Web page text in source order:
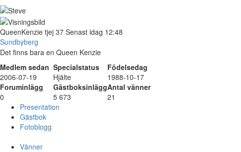
QueenKenzie tjej 37 Senast idag 12:48
Sundbyberg
Det finns bara en Queen Kenzie
Medlem sedan Specialstatus
Födelsedag
2006-07-19
Hjälte
1988-10-17
Foruminlägg
GästboksinläggAntal vänner
0
5 673
21
Presentation
Gästbok
Fotoblogg
Vänner